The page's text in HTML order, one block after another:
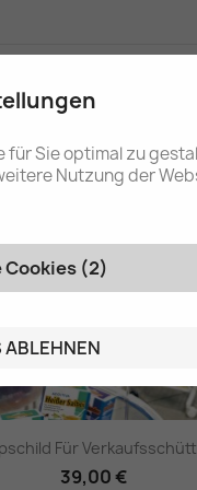
für Sie optimal zu
Nutzung der
(2)
ABLEHNEN
Vorschau
Für
39,00 €